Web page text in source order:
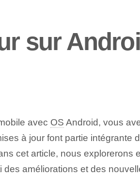
sur
avec OS Android, vous
à jour font partie intégrante
cet article, nous explorerons
améliorations et des